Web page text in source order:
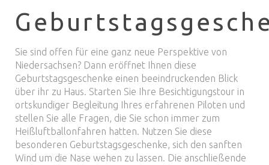
Sie sind offen für eine ganz neue Perspektive von
Niedersachsen? Dann eröffnet Ihnen diese
Geburtstagsgeschenke einen beeindruckenden Blick
über ihr zu Haus. Starten Sie Ihre Besichtigungstour in
ortskundiger Begleitung Ihres erfahrenen Piloten und
stellen Sie alle Fragen, die Sie schon immer zum
Heißluftballonfahren hatten. Nutzen Sie diese
besonderen Geburtstagsgeschenke, sich den sanften
Wind um die Nase wehen zu lassen. Die anschließende